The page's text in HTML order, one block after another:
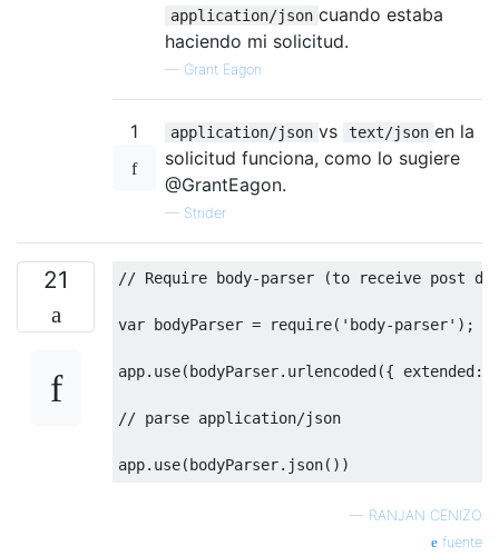
application/json cuando estaba
haciendo mi solicitud.
— Grant Eagon
1 application/json vs text/json en la
solicitud funciona, como lo sugiere
@GrantEagon.
— Strider
21 // Require body-parser (to receive post
var bodyParser = require( 'body-parser' );
app. use(bodyParser. urlencoded({ extended:
// parse application/json
app. use(bodyParser. json())
— RANJAN CENIZO
fuente